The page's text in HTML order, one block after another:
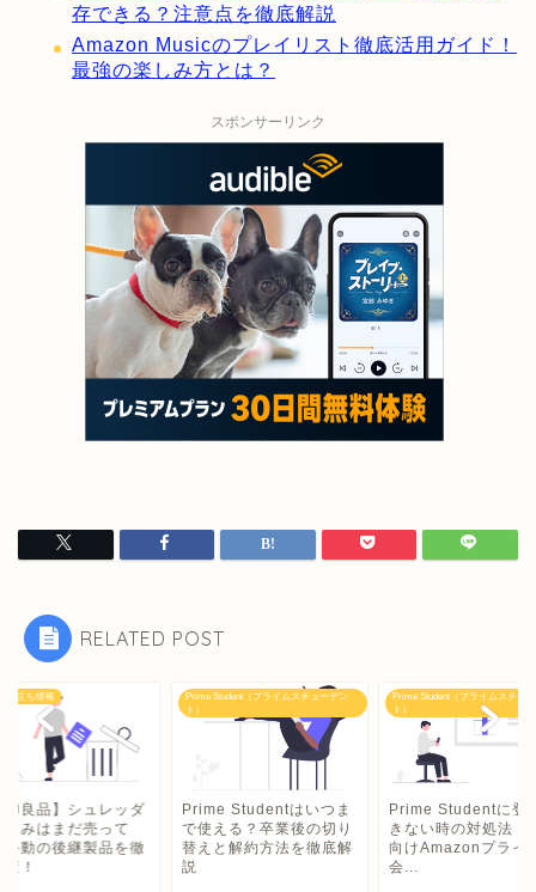
存できる？注意点を徹底解説
Amazon Musicのプレイリスト徹底活用ガイド！
最強の楽しみ方とは？
スポンサーリンク
RELATED POST
Student（プライムスチューデン
Studentはいつま
える？卒業後の切り
と解約方法を徹底解
Prime Student（プライムスチューデン
ト）
Prime Studentに登録で
きない時の対処法｜学生
向けAmazonプライムの
会...
総務お役立ち情報
【無印良品】シュレ
ーはさみはまだ売っ
る？手動の後継製品
底調査！